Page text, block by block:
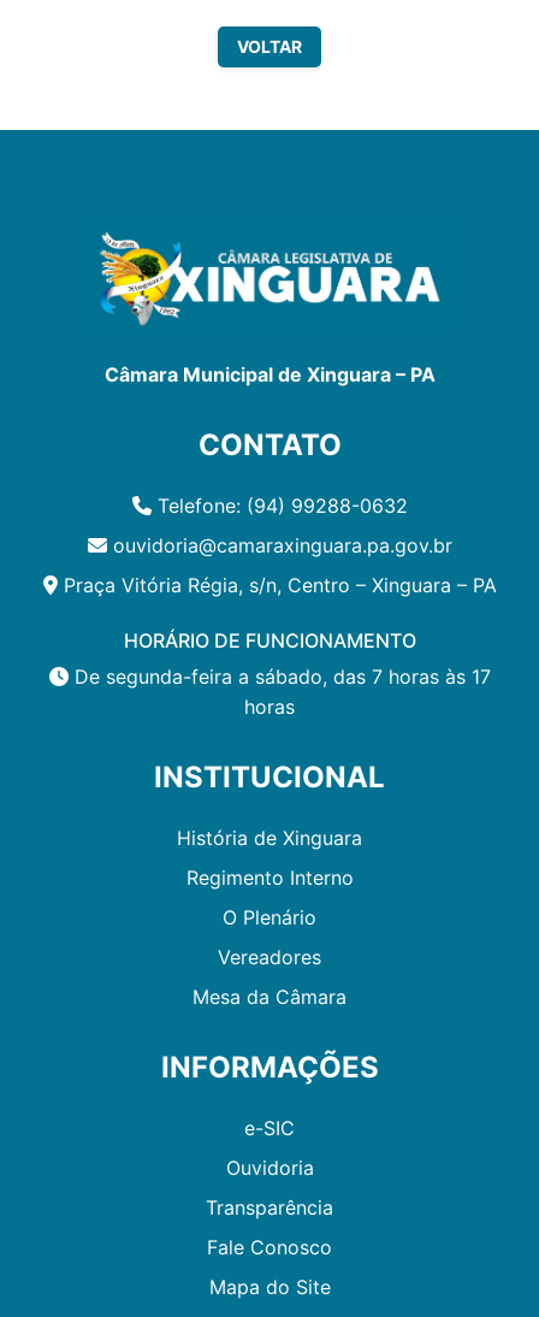
VOLTAR
Câmara Municipal de Xinguara – PA
CONTATO
Telefone: (94) 99288-0632
ouvidoria@camaraxinguara.pa.gov.br
Praça Vitória Régia, s/n, Centro – Xinguara – PA
HORÁRIO DE FUNCIONAMENTO
De segunda-feira a sábado, das 7 horas às 17
horas
INSTITUCIONAL
História de Xinguara
Regimento Interno
O Plenário
Vereadores
Mesa da Câmara
INFORMAÇÕES
e-SIC
Ouvidoria
Transparência
Fale Conosco
Mapa do Site